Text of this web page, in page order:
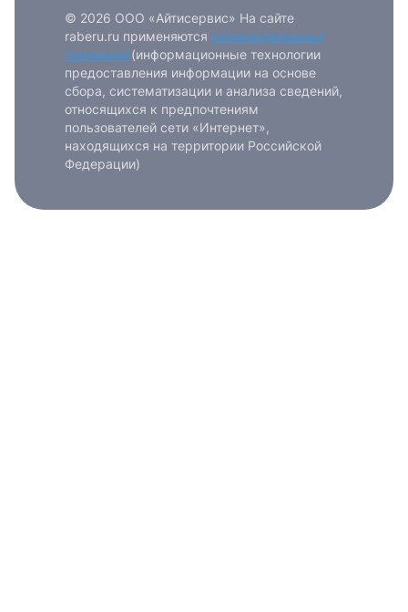
© 2026 ООО «Айтисервис» На сайте
raberu.ru применяются рекомендательные
технологии (информационные технологии
предоставления информации на основе
сбора, систематизации и анализа сведений,
относящихся к предпочтениям
пользователей сети «Интернет»,
находящихся на территории Российской
Федерации)